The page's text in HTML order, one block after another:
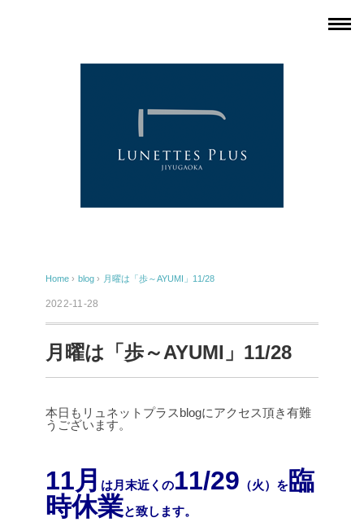
Home › blog › 月曜は「歩～AYUMI」11/28
2022-11-28
月曜は「歩～AYUMI」11/28
本日もリュネットプラスblogにアクセス頂き有難
うございます。
11月 は月末近くの11/29 （火）を 臨
時休業と致します。